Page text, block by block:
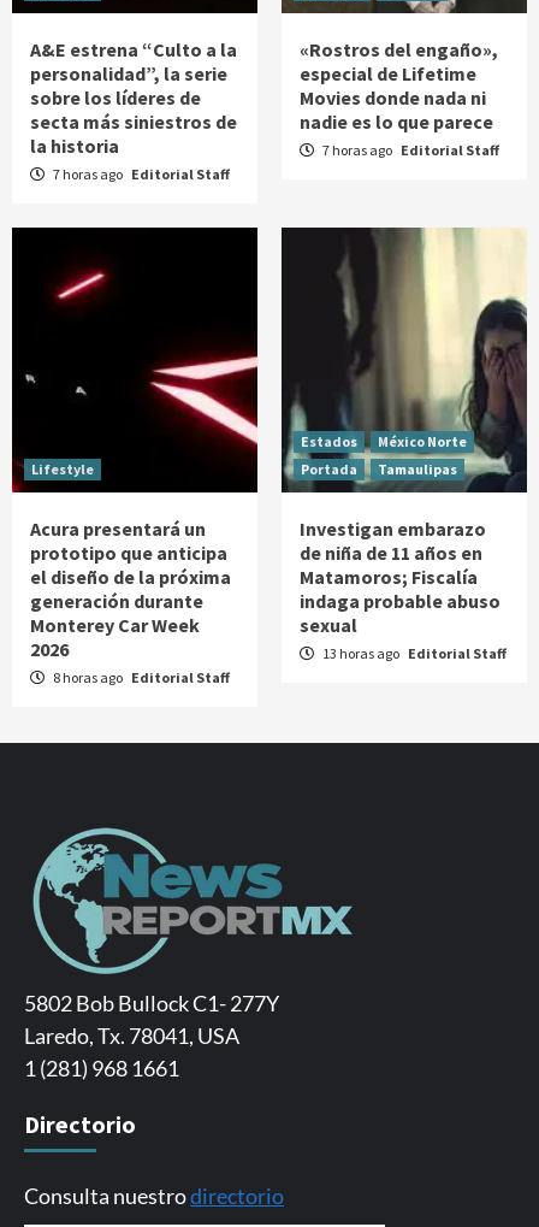
A&E estrena “Culto a la
personalidad”, la serie
sobre los líderes de
secta más siniestros de
la historia
7 horas ago Editorial Staff
«Rostros del engaño»,
especial de Lifetime
Movies donde nada ni
nadie es lo que parece
7 horas ago Editorial Staff
Lifestyle
Acura presentará un
prototipo que anticipa
el diseño de la próxima
generación durante
Monterey Car Week
2026
8 horas ago Editorial Staff
Estados
México Norte
Portada
Tamaulipas
Investigan embarazo
de niña de 11 años en
Matamoros; Fiscalía
indaga probable abuso
sexual
13 horas ago Editorial Staff
5802 Bob Bullock C1- 277Y
Laredo, Tx. 78041, USA
1 (281) 968 1661
Directorio
Consulta nuestrodirectorio